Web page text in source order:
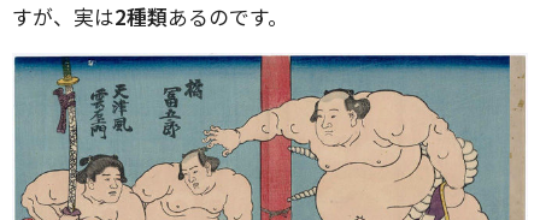
すが、実は2種類あるのです。